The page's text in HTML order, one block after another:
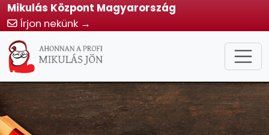
Mikulás Központ Magyarország
Írjon nekünk →